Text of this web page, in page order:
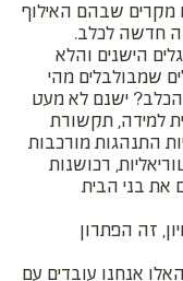
מקרים שבהם האילוף
חדשה לכלב.
הישנים והלא
שמבולבלים מהי
ישנם לא מעט
למידה, תקשורת
התנהגות מורכבות
רכושנות
את בני הבית
זה הפתרון
אנחנו עובדים עם